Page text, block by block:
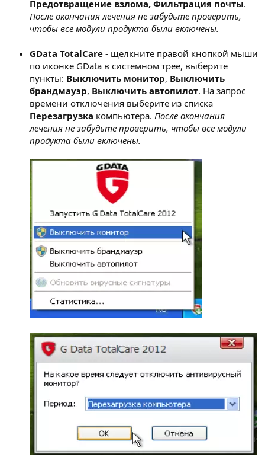
Предотвращение взлома, Фильтрация почты.
После окончания лечения не забудьте проверить,
чтобы все модули продукта были включены.
GData TotalCare - щелкните правой кнопкой мыши
по иконке GData в системном трее, выберите
пункты: Выключить монитор, Выключить
брандмауэр, Выключить автопилот. На запрос
времени отключения выберите из списка
Перезагрузка компьютера. После окончания
лечения не забудьте проверить, чтобы все модули
продукта были включены.